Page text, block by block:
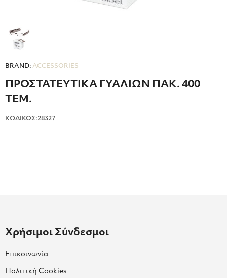
BRAND: ACCESSORIES
ΠΡΟΣΤΑΤΕΥΤΙΚΑ ΓΥΑΛΙΩΝ ΠΑΚ. 400
ΤΕΜ.
ΚΩΔΙΚΟΣ:28327
Χρήσιμοι Σύνδεσμοι
Επικοινωνία
Πολιτική Cookies